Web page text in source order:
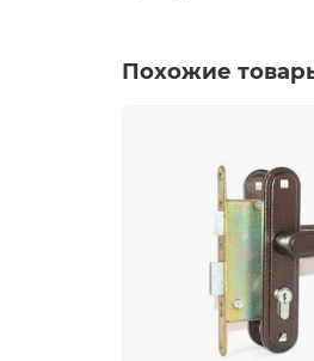
Похожие